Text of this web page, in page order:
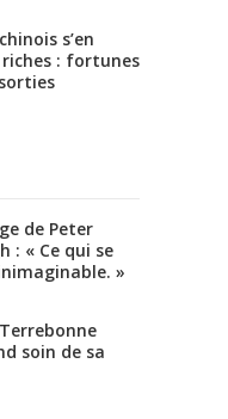
s’en
: fortunes
de Peter
: « Ce qui se
»
soin de sa